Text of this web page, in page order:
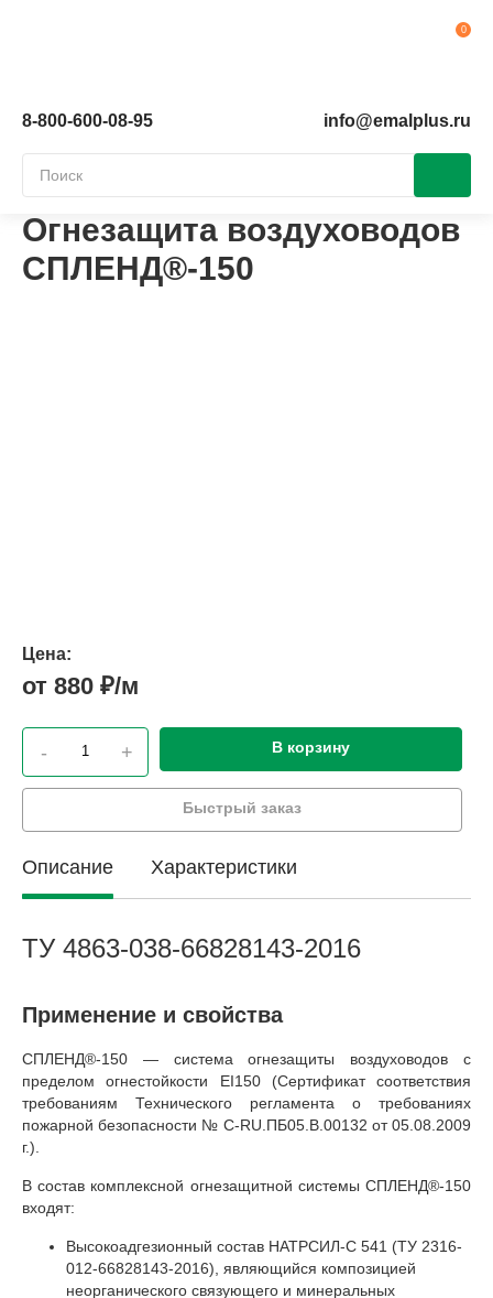
8-800-600-08-95 info@emalplus.ru
Огнезащита воздуховодов
СПЛЕНД®-150
Цена:
от 880 ₽/м
- + В корзину
Быстрый заказ
Описание Характеристики
ТУ 4863-038-66828143-2016
Применение и свойства
СПЛЕНД®-150 — система огнезащиты воздуховодов с
пределом огнестойкости EI150 (Сертификат соответствия
требованиям Технического регламента о требованиях
пожарной безопасности № С-RU.ПБ05.В.00132 от 05.08.2009
г.).
В состав комплексной огнезащитной системы СПЛЕНД®-150
входят:
Высокоадгезионный состав НАТРСИЛ-С 541 (ТУ 2316-
012-66828143-2016), являющийся композицией
неорганического связующего и минеральных